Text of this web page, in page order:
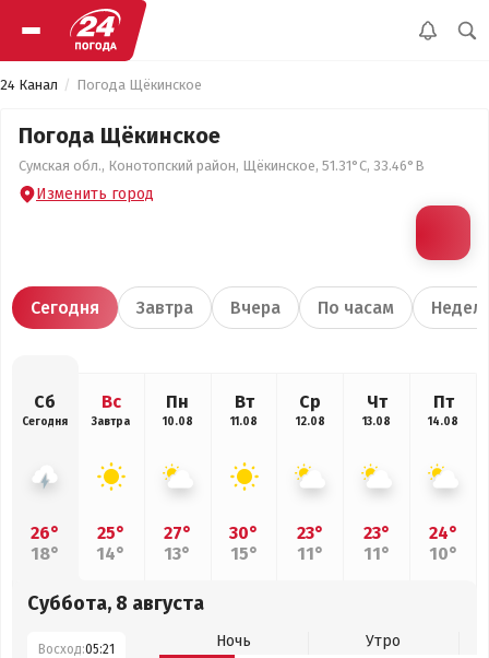
24 Канал Погода Щёкинское
Погода Щёкинское
Сумская обл., Конотопский район, Щёкинское, 51.31°С, 33.46°В
Изменить город
Сегодня Завтра Вчера По часам
Сб
Сегодня
26°
18°
Вс
Завтра
25°
14°
Пн
10.08
27°
13°
Вт
11.08
30°
15°
Ср
12.08
23°
11°
Чт
13.08
23°
11°
Пт
14.08
24°
10°
Суббота, 8 августа
Восход:05:21 Ночь
Утро